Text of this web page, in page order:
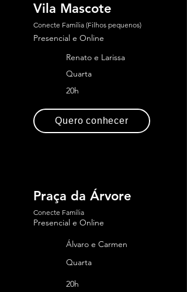
Vila Mascote
Conecte Família (Filhos pequenos)
Presencial e Online
Renato e Larissa
Quarta
20h
Quero conhecer
Praça da Árvore
Conecte Família
Presencial e Online
Álvaro e Carmen
Quarta
20h